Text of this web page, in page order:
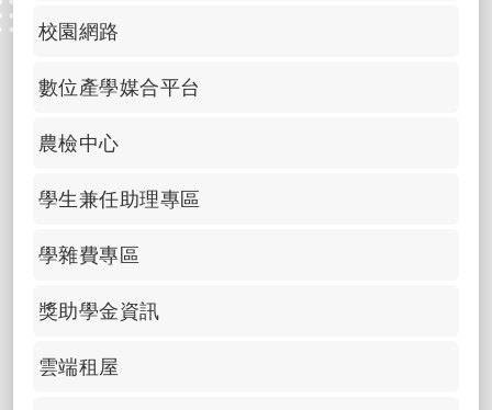
校園網路
數位產學媒合平台
農檢中心
學生兼任助理專區
學雜費專區
獎助學金資訊
雲端租屋